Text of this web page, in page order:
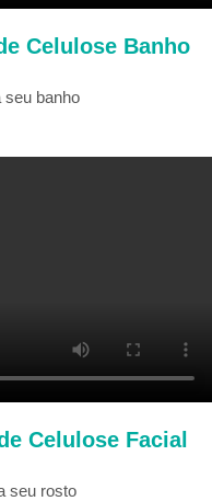
Celulose Banho
seu banho
Celulose Facial
seu rosto